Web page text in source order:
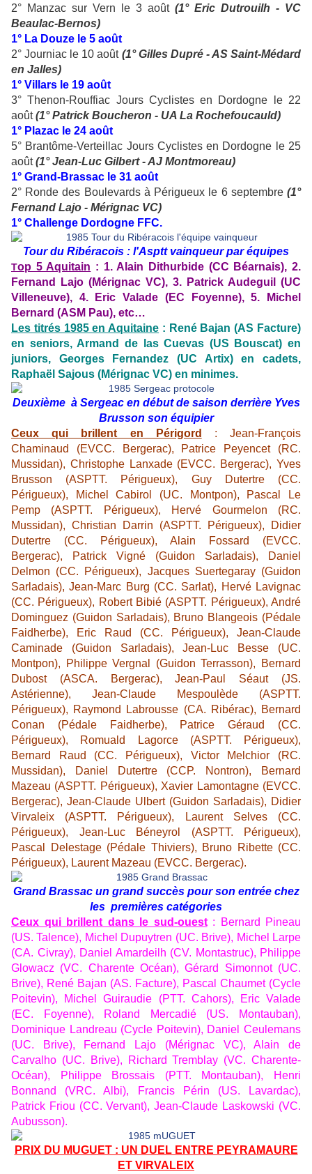
2° Manzac sur Vern le 3 août (1° Eric Dutrouilh - VC
Beaulac-Bernos)
1° La Douze le 5 août
2° Journiac le 10 août (1° Gilles Dupré - AS Saint-Médard
en Jalles)
1° Villars le 19 août
3° Thenon-Rouffiac Jours Cyclistes en Dordogne le 22
août(1° Patrick Boucheron - UA La Rochefoucauld)
1° Plazac le 24 août
5° Brantôme-Verteillac Jours Cyclistes en Dordogne le 25
août(1° Jean-Luc Gilbert - AJ Montmoreau)
1° Grand-Brassac le 31 août
2° Ronde des Boulevards à Périgueux le 6 septembre (1°
Fernand Lajo - Mérignac VC)
1° Challenge Dordogne FFC.
Tour du Ribéracois : l'Asptt vainqueur par équipes
Top 5 Aquitain : 1. Alain Dithurbide (CC Béarnais), 2.
Fernand Lajo (Mérignac VC), 3. Patrick Audeguil (UC
Villeneuve), 4. Eric Valade (EC Foyenne), 5. Michel
Bernard (ASM Pau), etc…
Les titrés 1985 en Aquitaine : René Bajan (AS Facture)
en seniors, Armand de las Cuevas (US Bouscat) en
juniors, Georges Fernandez (UC Artix) en cadets,
Raphaël Sajous (Mérignac VC) en minimes.
Deuxième à Sergeac en début de saison derrière Yves
Brusson son équipier
Ceux qui brillent en Périgord
: Jean-François
Chaminaud (EVCC. Bergerac), Patrice Peyencet (RC.
Mussidan), Christophe Lanxade (EVCC. Bergerac), Yves
Brusson (ASPTT. Périgueux), Guy Dutertre (CC.
Périgueux), Michel Cabirol (UC. Montpon), Pascal Le
Pemp (ASPTT. Périgueux), Hervé Gourmelon (RC.
Mussidan), Christian Darrin (ASPTT. Périgueux), Didier
Dutertre (CC. Périgueux), Alain Fossard (EVCC.
Bergerac), Patrick Vigné (Guidon Sarladais), Daniel
Delmon (CC. Périgueux), Jacques Suertegaray (Guidon
Sarladais), Jean-Marc Burg (CC. Sarlat), Hervé Lavignac
(CC. Périgueux), Robert Bibié (ASPTT. Périgueux), André
Dominguez (Guidon Sarladais), Bruno Blangeois (Pédale
Faidherbe), Eric Raud (CC. Périgueux), Jean-Claude
Caminade (Guidon Sarladais), Jean-Luc Besse (UC.
Montpon), Philippe Vergnal (Guidon Terrasson), Bernard
Dubost (ASCA. Bergerac), Jean-Paul Séaut (JS.
Astérienne), Jean-Claude Mespoulède (ASPTT.
Périgueux), Raymond Labrousse (CA. Ribérac), Bernard
Conan (Pédale Faidherbe), Patrice Géraud (CC.
Périgueux), Romuald Lagorce (ASPTT. Périgueux),
Bernard Raud (CC. Périgueux), Victor Melchior (RC.
Mussidan), Daniel Dutertre (CCP. Nontron), Bernard
Mazeau (ASPTT. Périgueux), Xavier Lamontagne (EVCC.
Bergerac), Jean-Claude Ulbert (Guidon Sarladais), Didier
Virvaleix (ASPTT. Périgueux), Laurent Selves (CC.
Périgueux), Jean-Luc Béneyrol (ASPTT. Périgueux),
Pascal Delestage (Pédale Thiviers), Bruno Ribette (CC.
Périgueux), Laurent Mazeau (EVCC. Bergerac).
Grand Brassac un grand succès pour son entrée chez
les premières catégories
Ceux qui brillent dans le sud-ouest: Bernard Pineau
(US. Talence), Michel Dupuytren (UC. Brive), Michel Larpe
(CA. Civray), Daniel Amardeilh (CV. Montastruc), Philippe
Glowacz (VC. Charente Océan), Gérard Simonnot (UC.
Brive), René Bajan (AS. Facture), Pascal Chaumet (Cycle
Poitevin), Michel Guiraudie (PTT. Cahors), Eric Valade
(EC. Foyenne), Roland Mercadié (US. Montauban),
Dominique Landreau (Cycle Poitevin), Daniel Ceulemans
(UC. Brive), Fernand Lajo (Mérignac VC), Alain de
Carvalho (UC. Brive), Richard Tremblay (VC. Charente-
Océan), Philippe Brossais (PTT. Montauban), Henri
Bonnand (VRC. Albi), Francis Périn (US. Lavardac),
Patrick Friou (CC. Vervant), Jean-Claude Laskowski (VC.
Aubusson).
PRIX DU MUGUET : UN DUEL ENTRE PEYRAMAURE
ET VIRVALEIX